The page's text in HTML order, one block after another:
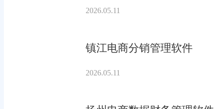
2026.05.11
镇江电商分销管理软件
2026.05.11